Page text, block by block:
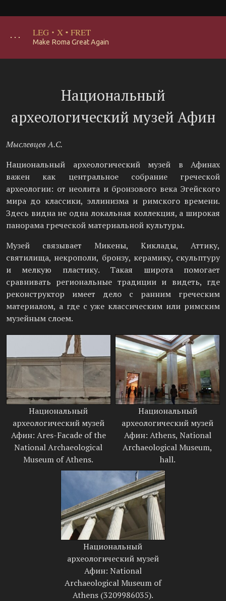
･･･ LEG · X · FRET
Make Roma Great Again
Национальный
археологический музей Афин
Мыслевцев А.С.
Национальный археологический музей в Афинах
важен как центральное собрание греческой
археологии: от неолита и бронзового века Эгейского
мира до классики, эллинизма и римского времени.
Здесь видна не одна локальная коллекция, а широкая
панорама греческой материальной культуры.
Музей связывает Микены, Киклады, Аттику,
святилища, некрополи, бронзу, керамику, скульптуру
и мелкую пластику. Такая широта помогает
сравнивать региональные традиции и видеть, где
реконструктор имеет дело с ранним греческим
материалом, а где с уже классическим или римским
музейным слоем.
Национальный
археологический музей
Афин: Ares-Facade of the
National Archaeological
Museum of Athens.
Национальный
археологический музей
Афин: Athens, National
Archaeological Museum,
hall.
Национальный
археологический музей
Афин: National
Archaeological Museum of
Athens (3209986035).